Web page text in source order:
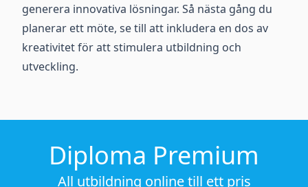
generera innovativa lösningar. Så nästa gång du
planerar ett möte, se till att inkludera en dos av
kreativitet för att stimulera utbildning och
utveckling.
Diploma Premium
All utbildning online till ett pris